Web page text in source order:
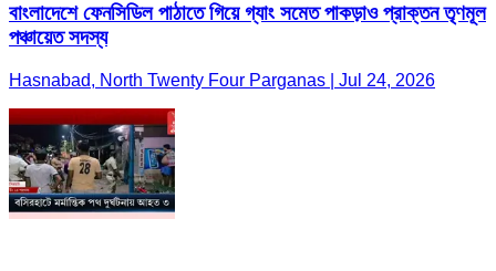
বাংলাদেশে ফেনসিডিল পাঠাতে গিয়ে গ্যাং সমেত পাকড়াও প্রাক্তন তৃণমূল
পঞ্চায়েত সদস্য
Hasnabad, North Twenty Four Parganas | Jul 24, 2026